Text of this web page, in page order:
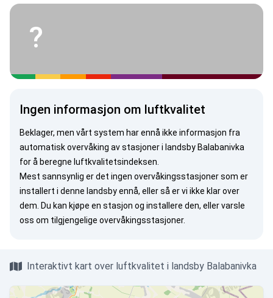
?
Ingen informasjon om luftkvalitet
Beklager, men vårt system har ennå ikke informasjon fra
automatisk overvåking av stasjoner i landsby Balabanivka
for å beregne luftkvalitetsindeksen.
Mest sannsynlig er det ingen overvåkingsstasjoner som er
installert i denne landsby ennå, eller så er vi ikke klar over
dem. Du kan kjøpe en stasjon og installere den, ellervarsle
oss om tilgjengelige overvåkingsstasjoner.
Interaktivt kart over luftkvalitet i landsby Balabanivka